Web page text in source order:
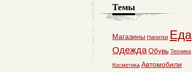
Темы
Магазины Напитки Еда
ОдеждаОбувь Техника
Косметика Автомобили